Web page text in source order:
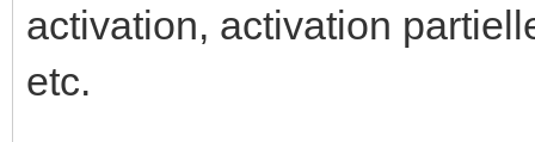
activation, activation
etc.